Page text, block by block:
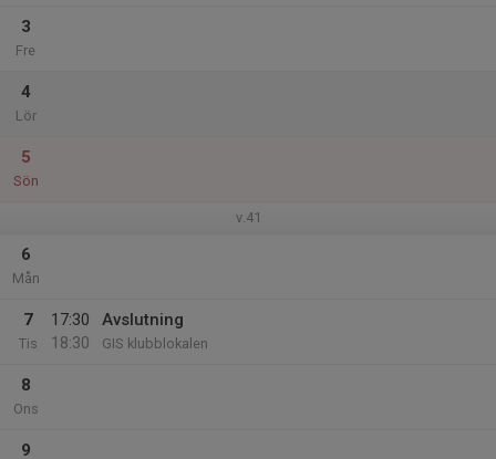
3
Fre
4
Lör
5
Sön
v.41
6
Mån
7
Tis
17:30
18:30
Avslutning
GIS klubblokalen
8
Ons
9